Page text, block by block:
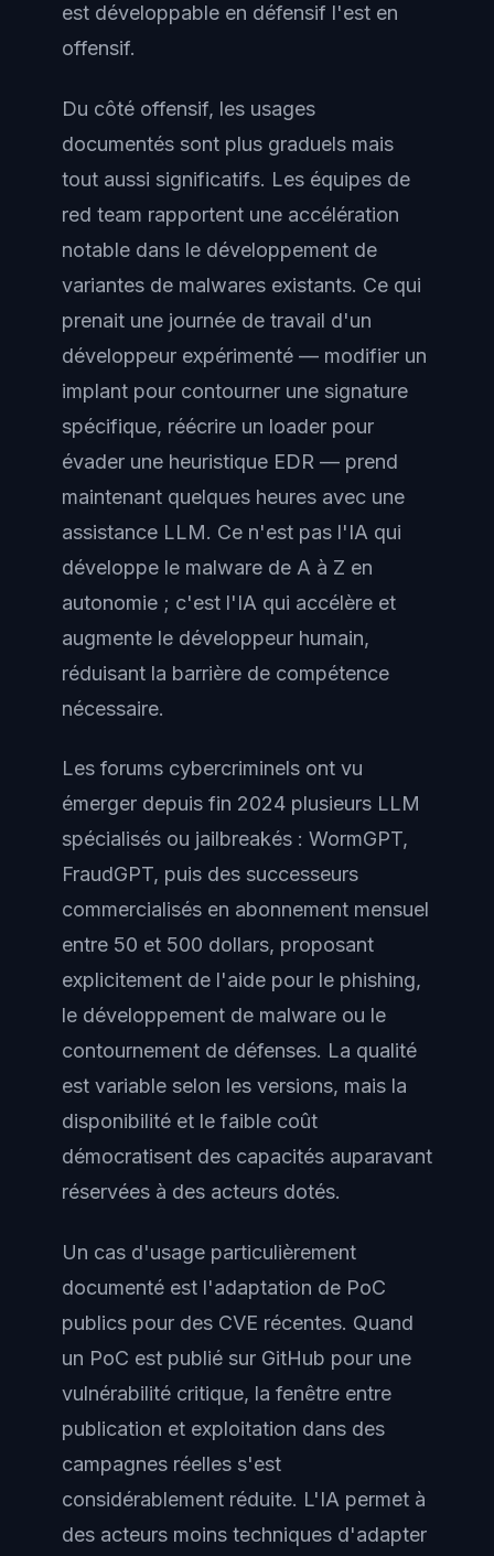
est développable en défensif l'est en
offensif.
Du côté offensif, les usages
documentés sont plus graduels mais
tout aussi significatifs. Les équipes de
red team rapportent une accélération
notable dans le développement de
variantes de malwares existants. Ce qui
prenait une journée de travail d'un
développeur expérimenté — modifier un
implant pour contourner une signature
spécifique, réécrire un loader pour
évader une heuristique EDR — prend
maintenant quelques heures avec une
assistance LLM. Ce n'est pas l'IA qui
développe le malware de A à Z en
autonomie ; c'est l'IA qui accélère et
augmente le développeur humain,
réduisant la barrière de compétence
nécessaire.
Les forums cybercriminels ont vu
émerger depuis fin 2024 plusieurs LLM
spécialisés ou jailbreakés : WormGPT,
FraudGPT, puis des successeurs
commercialisés en abonnement mensuel
entre 50 et 500 dollars, proposant
explicitement de l'aide pour le phishing,
le développement de malware ou le
contournement de défenses. La qualité
est variable selon les versions, mais la
disponibilité et le faible coût
démocratisent des capacités auparavant
réservées à des acteurs dotés.
Un cas d'usage particulièrement
documenté est l'adaptation de PoC
publics pour des CVE récentes. Quand
un PoC est publié sur GitHub pour une
vulnérabilité critique, la fenêtre entre
publication et exploitation dans des
campagnes réelles s'est
considérablement réduite. L'IA permet à
des acteurs moins techniques d'adapter